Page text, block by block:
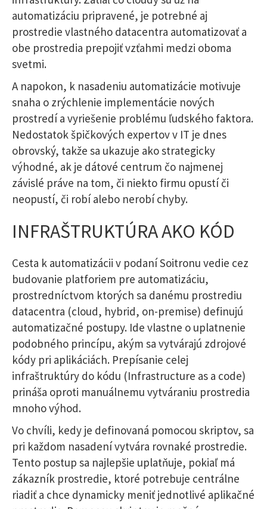
automatizáciu pripravené, je potrebné aj
prostredie vlastného datacentra automatizovať a
obe prostredia prepojiť vzťahmi medzi oboma
svetmi.
A napokon, k nasadeniu automatizácie motivuje
snaha o zrýchlenie implementácie nových
prostredí a vyriešenie problému ľudského faktora.
Nedostatok špičkových expertov v IT je dnes
obrovský, takže sa ukazuje ako strategicky
výhodné, ak je dátové centrum čo najmenej
závislé práve na tom, či niekto firmu opustí či
neopustí, či robí alebo nerobí chyby.
INFRAŠTRUKTÚRA AKO KÓD
Cesta k automatizácii v podaní Soitronu vedie cez
budovanie platforiem pre automatizáciu,
prostredníctvom ktorých sa danému prostrediu
datacentra (cloud, hybrid, on-premise) definujú
automatizačné postupy. Ide vlastne o uplatnenie
podobného princípu, akým sa vytvárajú zdrojové
kódy pri aplikáciách. Prepísanie celej
infraštruktúry do kódu (Infrastructure as a code)
prináša oproti manuálnemu vytváraniu prostredia
mnoho výhod.
Vo chvíli, kedy je definovaná pomocou skriptov, sa
pri každom nasadení vytvára rovnaké prostredie.
Tento postup sa najlepšie uplatňuje, pokiaľ má
zákazník prostredie, ktoré potrebuje centrálne
riadiť a chce dynamicky meniť jednotlivé aplikačné